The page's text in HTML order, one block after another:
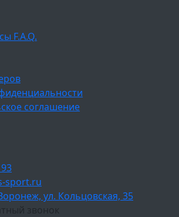
F.A.Q.
соглашение
sport.ru
ул. Кольцовская, 35
звонок